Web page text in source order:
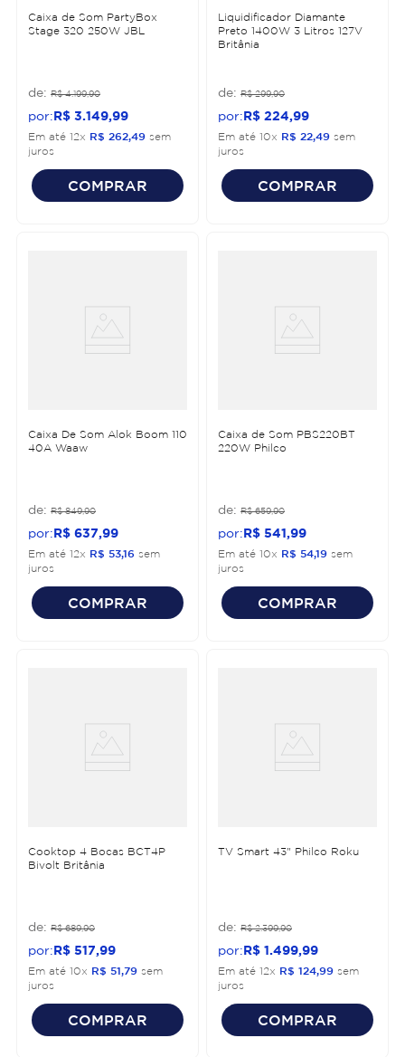
Caixa de Som PartyBox
Stage 320 250W JBL
R$ 4.199,90
R$ 3.149,99
Em até 12x R$ 262,49 sem
juros
COMPRAR
Liquidificador Diamante
Preto 1400W 3 Litros 127V
Britânia
R$ 299,90
R$ 224,99
Em até 10x R$ 22,49 sem
juros
COMPRAR
Caixa De Som Alok Boom 110
40A Waaw
R$ 849,90
R$ 637,99
Em até 12x R$ 53,16 sem
juros
COMPRAR
Caixa de Som PBS220BT
220W Philco
R$ 659,90
R$ 541,99
Em até 10x R$ 54,19 sem
juros
COMPRAR
Cooktop 4 Bocas BCT4P
Bivolt Britânia
R$ 689,90
R$ 517,99
Em até 10x R$ 51,79 sem
juros
COMPRAR
TV Smart 43" Philco Roku
R$ 2.399,90
R$ 1.499,99
Em até 12x R$ 124,99 sem
juros
COMPRAR